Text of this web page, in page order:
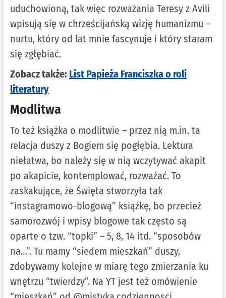
uduchowioną, tak więc rozważania Teresy z Avili
wpisują się w chrześcijańską wizję humanizmu –
nurtu, który od lat mnie fascynuje i który staram
się zgłębiać.
Zobacz także: List Papieża Franciszka o roli
literatury
Modlitwa
To też książka o modlitwie – przez nią m.in. ta
relacja duszy z Bogiem się pogłębia. Lektura
niełatwa, bo należy się w nią wczytywać akapit
po akapicie, kontemplować, rozważać. To
zaskakujące, że Święta stworzyła tak
“instagramowo-blogową” książkę, bo przecież
samorozwój i wpisy blogowe tak często są
oparte o tzw. “topki” – 5, 8, 14 itd. “sposobów
na…”. Tu mamy “siedem mieszkań” duszy,
zdobywamy kolejne w miarę tego zmierzania ku
wnętrzu “twierdzy”. Na YT jest też omówienie